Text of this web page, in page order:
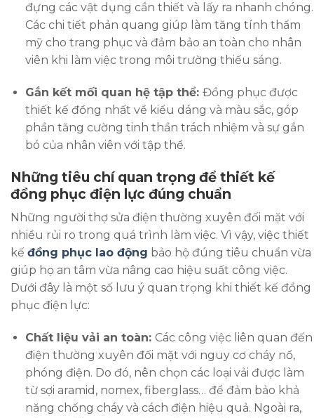
đựng các vật dụng cần thiết và lấy ra nhanh chóng.
Các chi tiết phản quang giúp làm tăng tính thẩm
mỹ cho trang phục và đảm bảo an toàn cho nhân
viên khi làm việc trong môi trường thiếu sáng.
Gắn kết mối quan hệ tập thể: Đồng phục được
thiết kế đồng nhất về kiểu dáng và màu sắc, góp
phần tăng cường tinh thần trách nhiệm và sự gắn
bó của nhân viên với tập thể.
Những tiêu chí quan trọng để thiết kế
đồng phục điện lực đúng chuẩn
Những người thợ sửa điện thường xuyên đối mặt với
nhiều rủi ro trong quá trình làm việc. Vì vậy, việc thiết
kế đồng phục lao động bảo hộ đúng tiêu chuẩn vừa
giúp họ an tâm vừa nâng cao hiệu suất công việc.
Dưới đây là một số lưu ý quan trọng khi thiết kế đồng
phục điện lực:
Chất liệu vải an toàn: Các công việc liên quan đến
điện thường xuyên đối mặt với nguy cơ cháy nổ,
phóng điện. Do đó, nên chọn các loại vải được làm
từ sợi aramid, nomex, fiberglass… để đảm bảo khả
năng chống cháy và cách điện hiệu quả. Ngoài ra,